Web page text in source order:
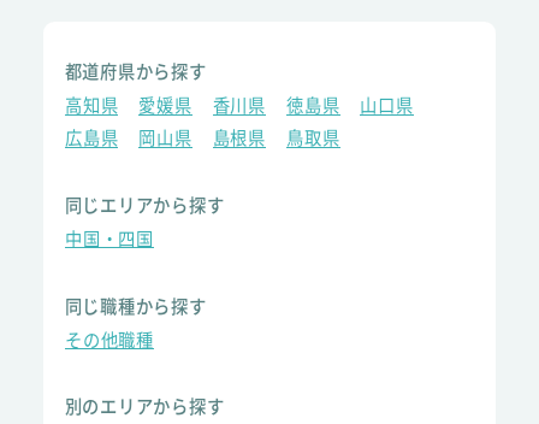
都道府県から探す
高知県
愛媛県 香川県 徳島県
山口県
広島県
岡山県 島根県 鳥取県
同じエリアから探す
中国・四国
同じ職種から探す
その他職種
別のエリアから探す